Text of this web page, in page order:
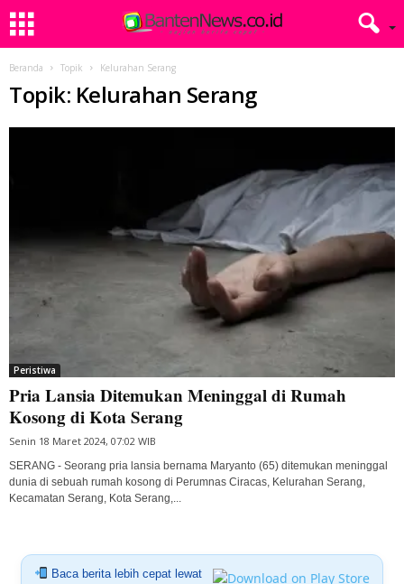
Beranda Topik Kelurahan Serang
Topik: Kelurahan Serang
Peristiwa
Pria Lansia Ditemukan Meninggal di Rumah
Kosong di Kota Serang
Senin 18 Maret 2024, 07:02 WIB
SERANG - Seorang pria lansia bernama Maryanto (65) ditemukan meninggal
dunia di sebuah rumah kosong di Perumnas Ciracas, Kelurahan Serang,
Kecamatan Serang, Kota Serang,...
Baca berita lebih cepat lewat